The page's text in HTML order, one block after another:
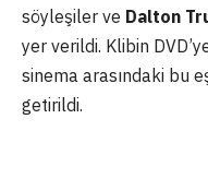
söyleşiler ve Dalton
yer verildi. Klibin
sinema arasındaki bu
getirildi.